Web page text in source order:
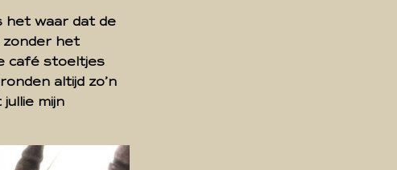
het waar dat de
zonder het
café stoeltjes
altijd zo’n
mijn